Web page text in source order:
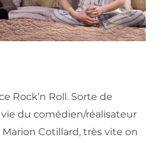
Rock’n Roll. Sorte de
du comédien/réalisateur
Cotillard, très vite on